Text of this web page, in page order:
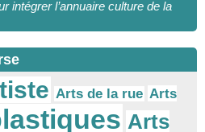
intégrer l’annuaire culture de la
Arts de la rue Arts
Arts